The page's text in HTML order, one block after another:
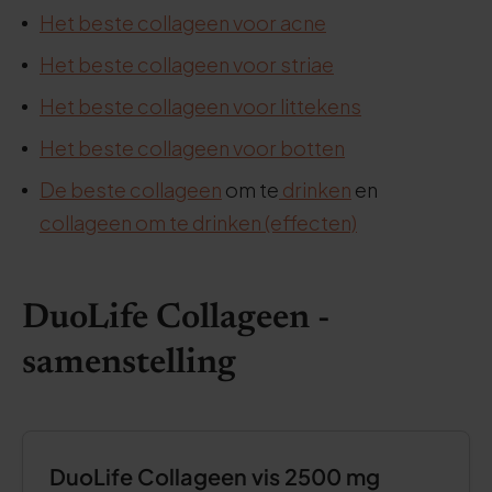
Het beste collageen voor acne
Het beste collageen voor striae
Het beste collageen voor littekens
Het beste collageen voor botten
De beste collageen om te drinken en
collageen om te drinken (effecten)
DuoLife Collageen -
samenstelling
DuoLife Collageen vis 2500 mg